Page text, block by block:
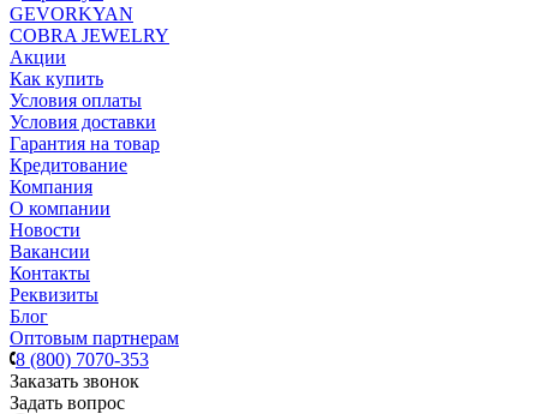
GEVORKYAN
COBRA JEWELRY
Акции
Как купить
Условия оплаты
Условия доставки
Гарантия на товар
Кредитование
Компания
О компании
Новости
Вакансии
Контакты
Реквизиты
Блог
Оптовым партнерам
8 (800) 7070-353
Заказать звонок
Задать вопрос